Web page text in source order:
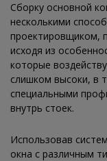
Сборку основной
несколькими
проектировщиком,
исходя из
которые
слишком высоки, в
специальными
внутрь стоек.
Использовав
окна с различным